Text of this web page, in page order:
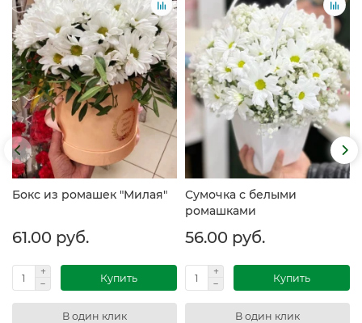
Бокс из ромашек "Милая"
61.00 руб.
Купить
В один клик
Сумочка с белыми
ромашками
56.00 руб.
Купить
В один клик